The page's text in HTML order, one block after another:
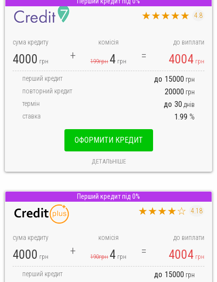
★★★★★ 4.8
до виплати
4004 грн
сума кредиту
4000 грн
комісія
199грн 4 грн
перший кредит до 15000 грн
повторний кредит
20000 грн
термін
до 30 днів
ставка
1.99 %
ОФОРМИТИ КРЕДИТ
ДЕТАЛЬНІШЕ
★★★★☆ 4.18
до виплати
4004 грн
сума кредиту
4000 грн
комісія
190грн 4 грн
перший кредит до 15000 грн
Перший кредит під 0%